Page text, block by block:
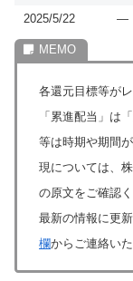
2025/5/22
―
各還元目標等が
「累進配当」は
等は時期や期間
現については、
の原文をご確認く
最新の情報に更
欄からご連絡い